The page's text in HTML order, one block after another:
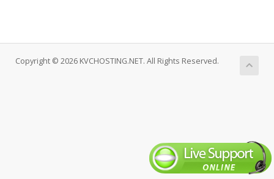
Copyright © 2026 KVCHOSTING.NET. All Rights Reserved.